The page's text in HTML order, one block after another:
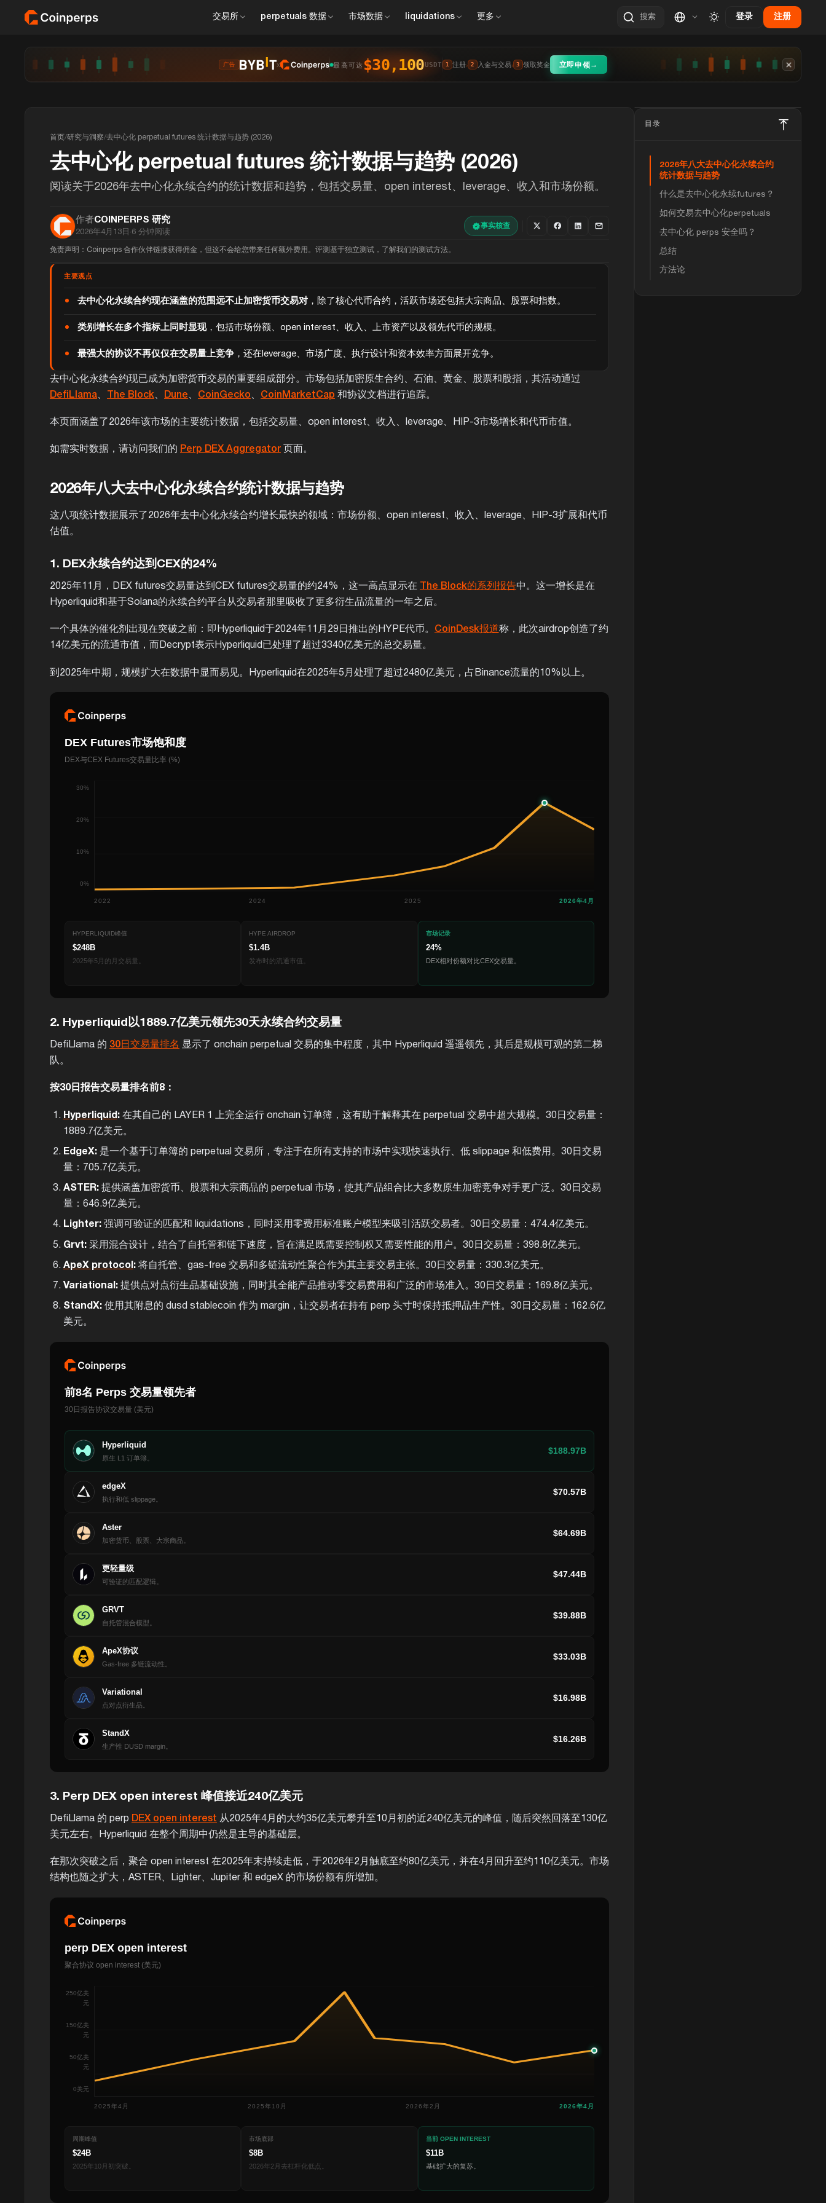
交易所 perpetuals 数据 市场数据 liquidations 更多 搜索 登录 注册
广告 x 最高可达 $30,100USDT 1 注册› 2 入金与交易› 3 领取奖金 立即申领→
首页/研究与洞察/去中心化 perpetual futures 统计数据与趋势 (2026)
去中心化 perpetual futures 统计数据与趋势 (2026)
阅读关于2026年去中心化永续合约的统计数据和趋势，包括交易量、open interest、leverage、收入和市场份额。
作者COINPERPS 研究
2026年4月13日 ·6 分钟阅读
事实核查
免责声明：Coinperps 合作伙伴链接获得佣金，但这不会给您带来任何额外费用。评测基于独立测试，了解我们的测试方法。
主要观点
去中心化永续合约现在涵盖的范围远不止加密货币交易对，除了核心代币合约，活跃市场还包括大宗商品、股票和指数。
类别增长在多个指标上同时显现，包括市场份额、open interest、收入、上市资产以及领先代币的规模。
最强大的协议不再仅仅在交易量上竞争，还在leverage、市场广度、执行设计和资本效率方面展开竞争。
去中心化永续合约现已成为加密货币交易的重要组成部分。市场包括加密原生合约、石油、黄金、股票和股指，其活动通过
DefiLlama
The Block Dune CoinGecko CoinMarketCap 和协议文档进行追踪。
本页面涵盖了2026年该市场的主要统计数据，包括交易量、open interest、收入、leverage、HIP-3市场增长和代币市值。
如需实时数据，请访问我们的 Perp DEX Aggregator 页面。
2026年八大去中心化永续合约统计数据与趋势
这八项统计数据展示了2026年去中心化永续合约增长最快的领域：市场份额、open interest、收入、leverage、HIP-3扩展和代币
估值。
1. DEX永续合约达到CEX的24%
2025年11月，DEX futures交易量达到CEX futures交易量的约24%，这一高点显示在 The Block的系列报告中。这一增长是在
Hyperliquid和基于Solana的永续合约平台从交易者那里吸收了更多衍生品流量的一年之后。
一个具体的催化剂出现在突破之前：即Hyperliquid于2024年11月29日推出的HYPE代币。 CoinDesk报道 称，此次airdrop创造了约
14亿美元的流通市值，而Decrypt表示Hyperliquid已处理了超过3340亿美元的总交易量。
到2025年中期，规模扩大在数据中显而易见。Hyperliquid在2025年5月处理了超过2480亿美元，占Binance流量的10%以上。
DEX Futures市场饱和度
DEX与CEX Futures交易量比率 (%)
30%
20%
10%
0%
2022 2024 2025 2026年4月
HYPERLIQUID峰值
$248B
2025年5月的月交易量。
HYPE AIRDROP
$1.4B
发布时的流通市值。
市场记录
24%
DEX相对份额对比CEX交易量。
2. Hyperliquid以1889.7亿美元领先30天永续合约交易量
DefiLlama 的 30日交易量排名 显示了 onchain perpetual 交易的集中程度，其中 Hyperliquid 遥遥领先，其后是规模可观的第二梯
队。
按30日报告交易量排名前8：
Hyperliquid :在其自己的 LAYER 1 上完全运行 onchain 订单簿，这有助于解释其在 perpetual 交易中超大规模。30日交易量：
1889.7亿美元。
EdgeX:是一个基于订单簿的 perpetual 交易所，专注于在所有支持的市场中实现快速执行、低 slippage 和低费用。30日交易
量：705.7亿美元。
ASTER:提供涵盖加密货币、股票和大宗商品的 perpetual 市场，使其产品组合比大多数原生加密竞争对手更广泛。30日交易
量：646.9亿美元。
Lighter:强调可验证的匹配和 liquidations，同时采用零费用标准账户模型来吸引活跃交易者。30日交易量：474.4亿美元。
Grvt:采用混合设计，结合了自托管和链下速度，旨在满足既需要控制权又需要性能的用户。30日交易量：398.8亿美元。
ApeX protocol :将自托管、gas-free 交易和多链流动性聚合作为其主要交易主张。30日交易量：330.3亿美元。
Variational:提供点对点衍生品基础设施，同时其全能产品推动零交易费用和广泛的市场准入。30日交易量：169.8亿美元。
StandX:使用其附息的 dusd stablecoin 作为 margin，让交易者在持有 perp 头寸时保持抵押品生产性。30日交易量：162.6亿
美元。
前8名 Perps 交易量领先者
30日报告协议交易量 (美元)
Hyperliquid
原生 L1 订单簿。
$188.97B
edgeX
执行和低 slippage。
$70.57B
Aster
加密货币、股票、大宗商品。
$64.69B
更轻量级
可验证的匹配逻辑。
$47.44B
GRVT
自托管混合模型。
$39.88B
ApeX协议
Gas-free 多链流动性。
$33.03B
Variational
点对点衍生品。
$16.98B
StandX
生产性 DUSD margin。
$16.26B
3. Perp DEX open interest 峰值接近240亿美元
DefiLlama 的 perp DEX open interest 从2025年4月的大约35亿美元攀升至10月初的近240亿美元的峰值，随后突然回落至130亿
美元左右。Hyperliquid 在整个周期中仍然是主导的基础层。
在那次突破之后，聚合 open interest 在2025年末持续走低，于2026年2月触底至约80亿美元，并在4月回升至约110亿美元。市场
结构也随之扩大，ASTER、Lighter、Jupiter 和 edgeX 的市场份额有所增加。
perp DEX open interest
聚合协议 open interest (美元)
250亿美
元
150亿美
元
50亿美
元
0美元
2025年4月 2025年10月 2026年2月 2026年4月
周期峰值
$24B
2025年10月初突破。
市场底部
$8B
2026年2月去杠杆化低点。
当前 OPEN INTEREST
$11B
基础扩大的复苏。
目录
2026年八大去中心化永续合约
统计数据与趋势
什么是去中心化永续futures？
如何交易去中心化perpetuals
去中心化 perps 安全吗？
总结
方法论